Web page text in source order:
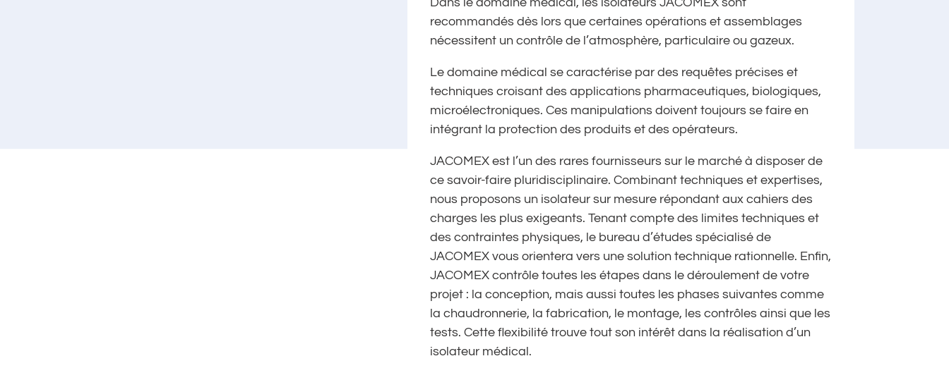
Dans le domaine médical, les isolateurs JACOMEX sont
recommandés dès lors que certaines opérations et assemblages
nécessitent un contrôle de l’atmosphère, particulaire ou gazeux.
Le domaine médical se caractérise par des requêtes précises et
techniques croisant des applications pharmaceutiques, biologiques,
microélectroniques. Ces manipulations doivent toujours se faire en
intégrant la protection des produits et des opérateurs.
JACOMEX est l’un des rares fournisseurs sur le marché à disposer de
ce savoir-faire pluridisciplinaire. Combinant techniques et expertises,
nous proposons un isolateur sur mesure répondant aux cahiers des
charges les plus exigeants. Tenant compte des limites techniques et
des contraintes physiques, le bureau d’études spécialisé de
JACOMEX vous orientera vers une solution technique rationnelle. Enfin,
JACOMEX contrôle toutes les étapes dans le déroulement de votre
projet : la conception, mais aussi toutes les phases suivantes comme
la chaudronnerie, la fabrication, le montage, les contrôles ainsi que les
tests. Cette flexibilité trouve tout son intérêt dans la réalisation d’un
isolateur médical.